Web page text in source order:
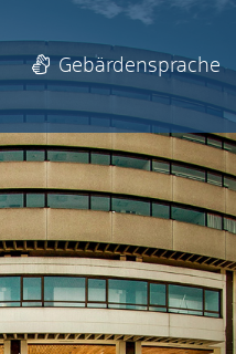
Gebärdensprache